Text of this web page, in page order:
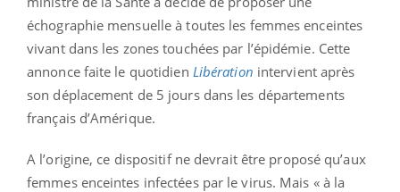
échographie mensuelle à toutes les femmes enceintes
vivant dans les zones touchées par l’épidémie. Cette
annonce faite le quotidien Libération intervient après
son déplacement de 5 jours dans les départements
français d’Amérique.
A l’origine, ce dispositif ne devrait être proposé qu’aux
femmes enceintes infectées par le virus. Mais « à la